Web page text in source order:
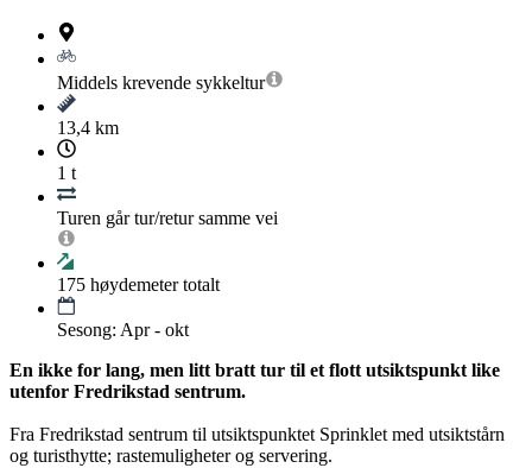
Middels krevende sykkeltur
13,4 km
1 t
Turen går tur/retur samme vei
175 høydemeter totalt
Sesong: Apr - okt
En ikke for lang, men litt bratt tur til et flott utsiktspunkt like
utenfor Fredrikstad sentrum.
Fra Fredrikstad sentrum til utsiktspunktet Sprinklet med utsiktstårn
og turisthytte; rastemuligheter og servering.